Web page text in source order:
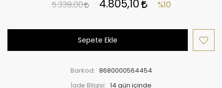
5.339,00 4.805,10 %10
Sepete Ekle
Barkod: 8680000564454
İade Bilgisi: